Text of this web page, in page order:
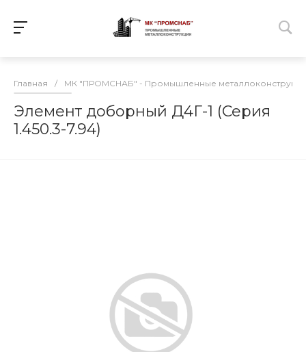
Главная / МК "ПРОМСНАБ" - Промышленные
Элемент доборный Д4Г-1 (Серия
1.450.3-7.94)